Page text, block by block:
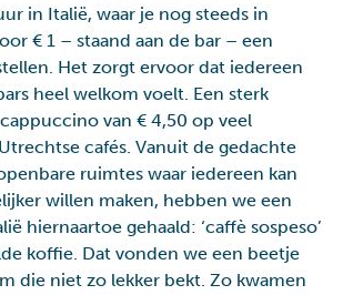
in Italië, waar je nog steeds in
€ 1 – staand aan de bar – een
Het zorgt ervoor dat iedereen
heel welkom voelt. Een sterk
van € 4,50 op veel
cafés. Vanuit de gedachte
ruimtes waar iedereen kan
willen maken, hebben we een
hiernaartoe gehaald: ‘caffè sospeso’
koffie. Dat vonden we een beetje
die niet zo lekker bekt. Zo kwamen